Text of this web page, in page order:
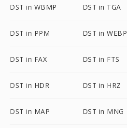
DST in WBMP DST in TGA
DST in PPM DST in WEBP
DST in FAX DST in FTS
DST in HDR DST in HRZ
DST in MAP DST in MNG